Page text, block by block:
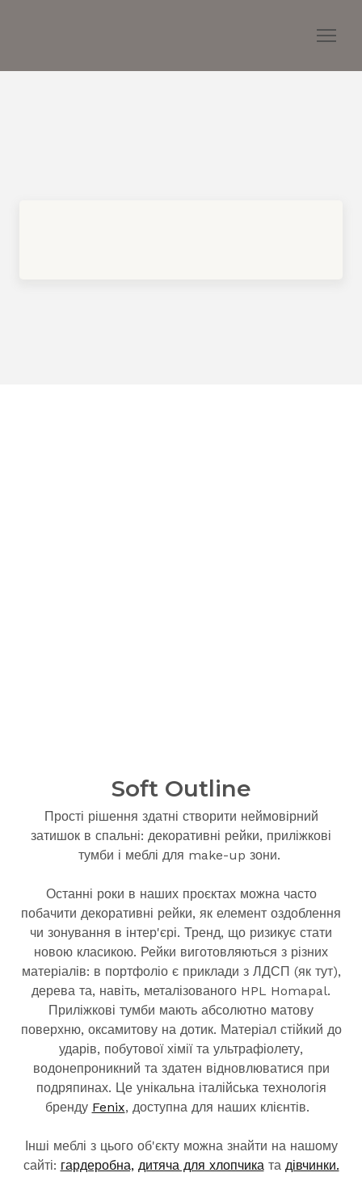
Soft Outline
Прості рішення здатні створити неймовірний
затишок в спальні: декоративні рейки, приліжкові
тумби і меблі для make-up зони.
Останні роки в наших проєктах можна часто
побачити декоративні рейки, як елемент оздоблення
чи зонування в інтер'єрі. Тренд, що ризикує стати
новою класикою. Рейки виготовляються з різних
матеріалів: в портфоліо є приклади з ЛДСП (як тут),
дерева та, навіть, металізованого HPL Homapal.
Приліжкові тумби мають абсолютно матову
поверхню, оксамитову на дотик. Матеріал стійкий до
ударів, побутової хімії та ультрафіолету,
водонепроникний та здатен відновлюватися при
подряпинах. Це унікальна італійська технологія
бренду Fenix, доступна для наших клієнтів.
Інші меблі з цього об'єкту можна знайти на нашому
сайті: гардеробна, дитяча для хлопчиката дівчинки.